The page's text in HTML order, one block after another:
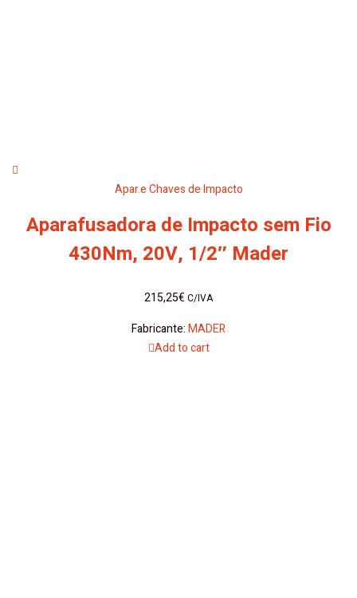
Apar.e Chaves de Impacto
Aparafusadora de Impacto sem Fio
430Nm, 20V, 1/2″ Mader
215,25€ C/IVA
Fabricante:MADER
Add to cart